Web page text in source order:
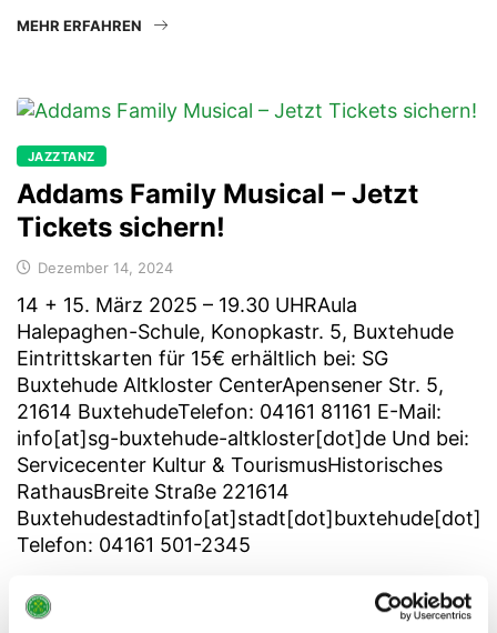
MEHR ERFAHREN
JAZZTANZ
Addams Family Musical – Jetzt
Tickets sichern!
Dezember 14, 2024
14 + 15. März 2025 – 19.30 UHRAula
Halepaghen-Schule, Konopkastr. 5, Buxtehude
Eintrittskarten für 15€ erhältlich bei: SG
Buxtehude Altkloster CenterApensener Str. 5,
21614 BuxtehudeTelefon: 04161 81161 E-Mail:
info[at]sg-buxtehude-altkloster[dot]de Und bei:
Servicecenter Kultur & TourismusHistorisches
RathausBreite Straße 221614
Telefon: 04161 501-2345